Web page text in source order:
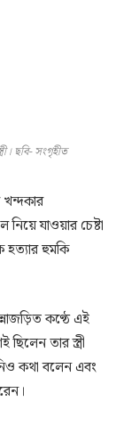
ছবি- সংগৃহীত
যাওয়ার চেষ্টা
হত্যার হুমকি
কণ্ঠে এই
তার স্ত্রী
কথা বলেন এবং